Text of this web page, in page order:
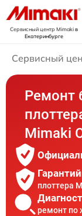
Сервисный центр Mimakiв
Екатеринбурге
Сервисный
Ремонт
Mimaki
плоттера
ремонт по